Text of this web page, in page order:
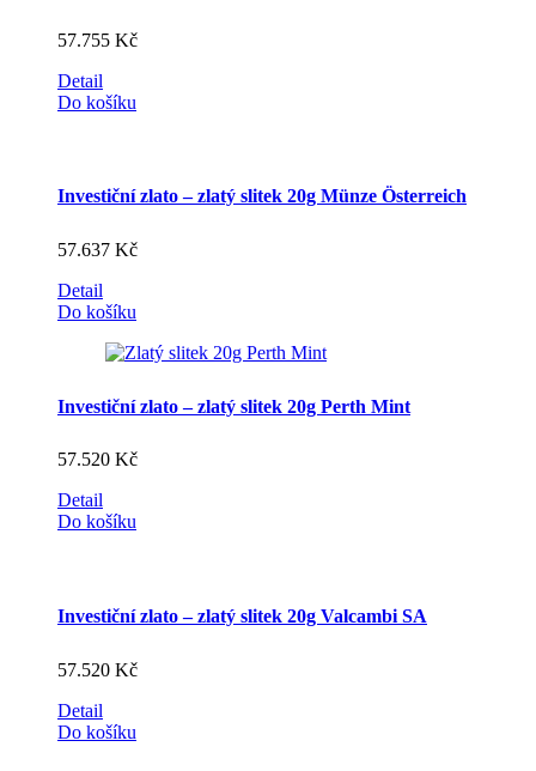
57.755 Kč
Detail
Do košíku
Investiční zlato – zlatý slitek 20g Münze Österreich
57.637 Kč
Detail
Do košíku
Investiční zlato – zlatý slitek 20g Perth Mint
57.520 Kč
Detail
Do košíku
Investiční zlato – zlatý slitek 20g Valcambi SA
57.520 Kč
Detail
Do košíku